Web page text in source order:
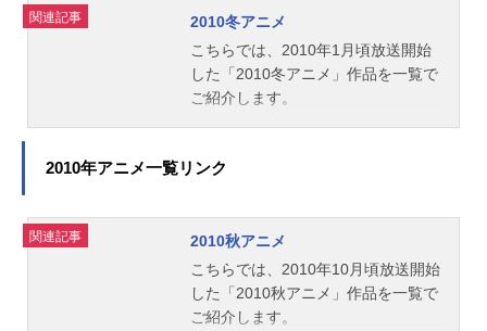
リーヌ：矢作紗友里カッティー：山
田浩貴ザックリー：佐藤せつじマッ
クランダー：矢野正明響カイト：佐
久間...
林みくる／キュアミスティック：本
渡楓帆羽くれあ／キュアエクレー
ル：長谷川育美森亜るるか／キュア
アルカナ・シャドウ：東山奈央ポチ
タン：加藤英美里シュシュタン：礒
ト先輩：梶裕貴ニジー：松岡禎丞ア
川栄一ウソノワール：日野聡来栖エ
リザ：明智璃子...
たちは、それぞれの世界で、それぞ
れの未来へ向かって歩み始める。み
らいはナシマホウ界で大学生に。魔
法界に戻ったリコは、魔法学校の先
生に。モフルンは変わらずみらいの
隣に。そして、はーちゃんは遠いと
だが、そんななか、魔法界とナシマ
月ぶりの再会を果たしたみらいとリ
コ。謎の敵を退ける一方で、ふたり
は自分たちの過去、そして未来と向
き合うことになるのだった――。
放送形態TVアニメスケジュール2023
年10月7日（土）〜2023年12月23日
（土）NHKEテレにて話数全12話キ
ャスト夢原のぞみ：三瓶由布子春日
野うらら：伊瀬茉莉也秋元こまち：
永野愛水無月かれん：前田愛美々野
子日向咲：樹元オリエ美翔舞：榎本
ンビー：高木渉雪城さなえ：野沢雅
子満：渕崎ゆり子薫：岡村明美美墨
なぎさ／キュアブラック：本名陽子
雪城ほのか／キュアホワイト：ゆか
関連記事
2010冬アニメ
こちらでは、2010年1月頃放送開始
した「2010冬アニメ」作品を一覧で
ご紹介します。
2010年アニメ一覧リンク
関連記事
2010秋アニメ
こちらでは、2010年10月頃放送開始
した「2010秋アニメ」作品を一覧で
ご紹介します。